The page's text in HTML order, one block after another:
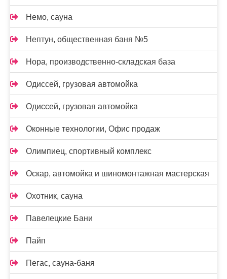
Немо, сауна
Нептун, общественная баня №5
Нора, производственно-складская база
Одиссей, грузовая автомойка
Одиссей, грузовая автомойка
Оконные технологии, Офис продаж
Олимпиец, спортивный комплекс
Оскар, автомойка и шиномонтажная мастерская
Охотник, сауна
Павелецкие Бани
Пайп
Пегас, сауна-баня